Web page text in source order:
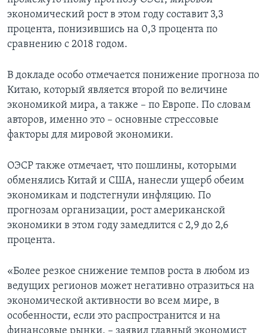
экономический рост в этом году составит 3,3
процента, понизившись на 0,3 процента по
сравнению с 2018 годом.
В докладе особо отмечается понижение прогноза по
Китаю, который является второй по величине
экономикой мира, а также – по Европе. По словам
авторов, именно это – основные стрессовые
факторы для мировой экономики.
ОЭСР также отмечает, что пошлины, которыми
обменялись Китай и США, нанесли ущерб обеим
экономикам и подстегнули инфляцию. По
прогнозам организации, рост американской
экономики в этом году замедлится с 2,9 до 2,6
процента.
«Более резкое снижение темпов роста в любом из
ведущих регионов может негативно отразиться на
экономической активности во всем мире, в
особенности, если это распространится и на